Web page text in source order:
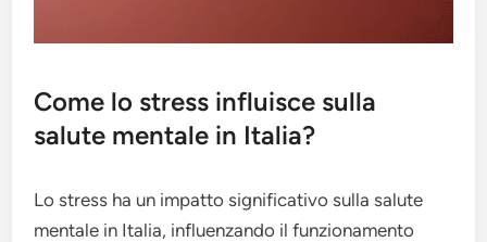
Come lo stress influisce sulla
salute mentale in Italia?
Lo stress ha un impatto significativo sulla salute
mentale in Italia, influenzando il funzionamento